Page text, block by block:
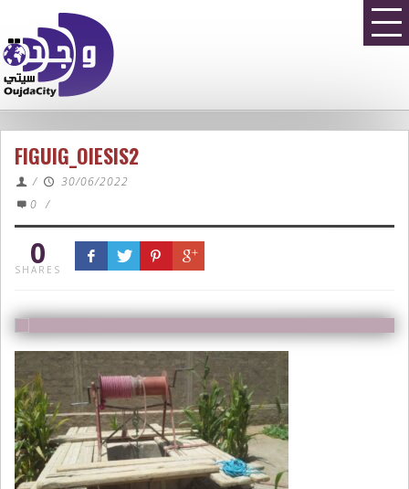
FIGUIG_OIESIS2
/
30/06/2022
0 /
0
SHARES